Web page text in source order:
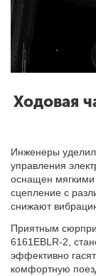
Ходовая
Инженеры
управления
оснащен
сцепление с
снижают
Приятным
6161EBLR-2,
эффективно
комфортную